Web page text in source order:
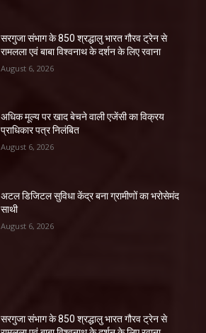
सरगुजा संभाग के 850 श्रद्धालु भारत गौरव ट्रेन से
रामलला एवं बाबा विश्वनाथ के दर्शन के लिए रवाना
August 6, 2026
अधिक मूल्य पर खाद बेचने वाली एजेंसी का विक्रय
प्राधिकार पत्र निलंबित
August 6, 2026
अटल डिजिटल सुविधा केंद्र बना ग्रामीणों का भरोसेमंद
साथी
August 6, 2026
सरगुजा संभाग के 850 श्रद्धालु भारत गौरव ट्रेन से